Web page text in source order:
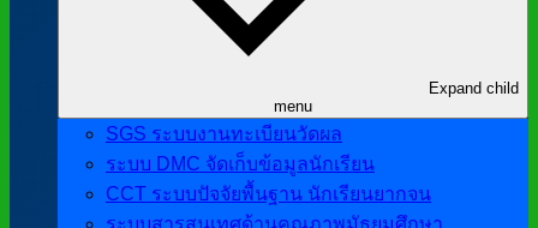
Expand child
menu
SGS ระบบงานทะเบียนวัดผล
ระบบ DMC จัดเก็บข้อมูลนักเรียน
CCT ระบบปัจจัยพื้นฐาน นักเรียนยากจน
ระบบสารสนเทศด้านคุณภาพมัธยมศึกษา